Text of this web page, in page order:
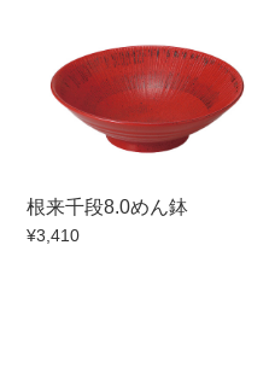
根来千段8.0めん鉢
¥3,410